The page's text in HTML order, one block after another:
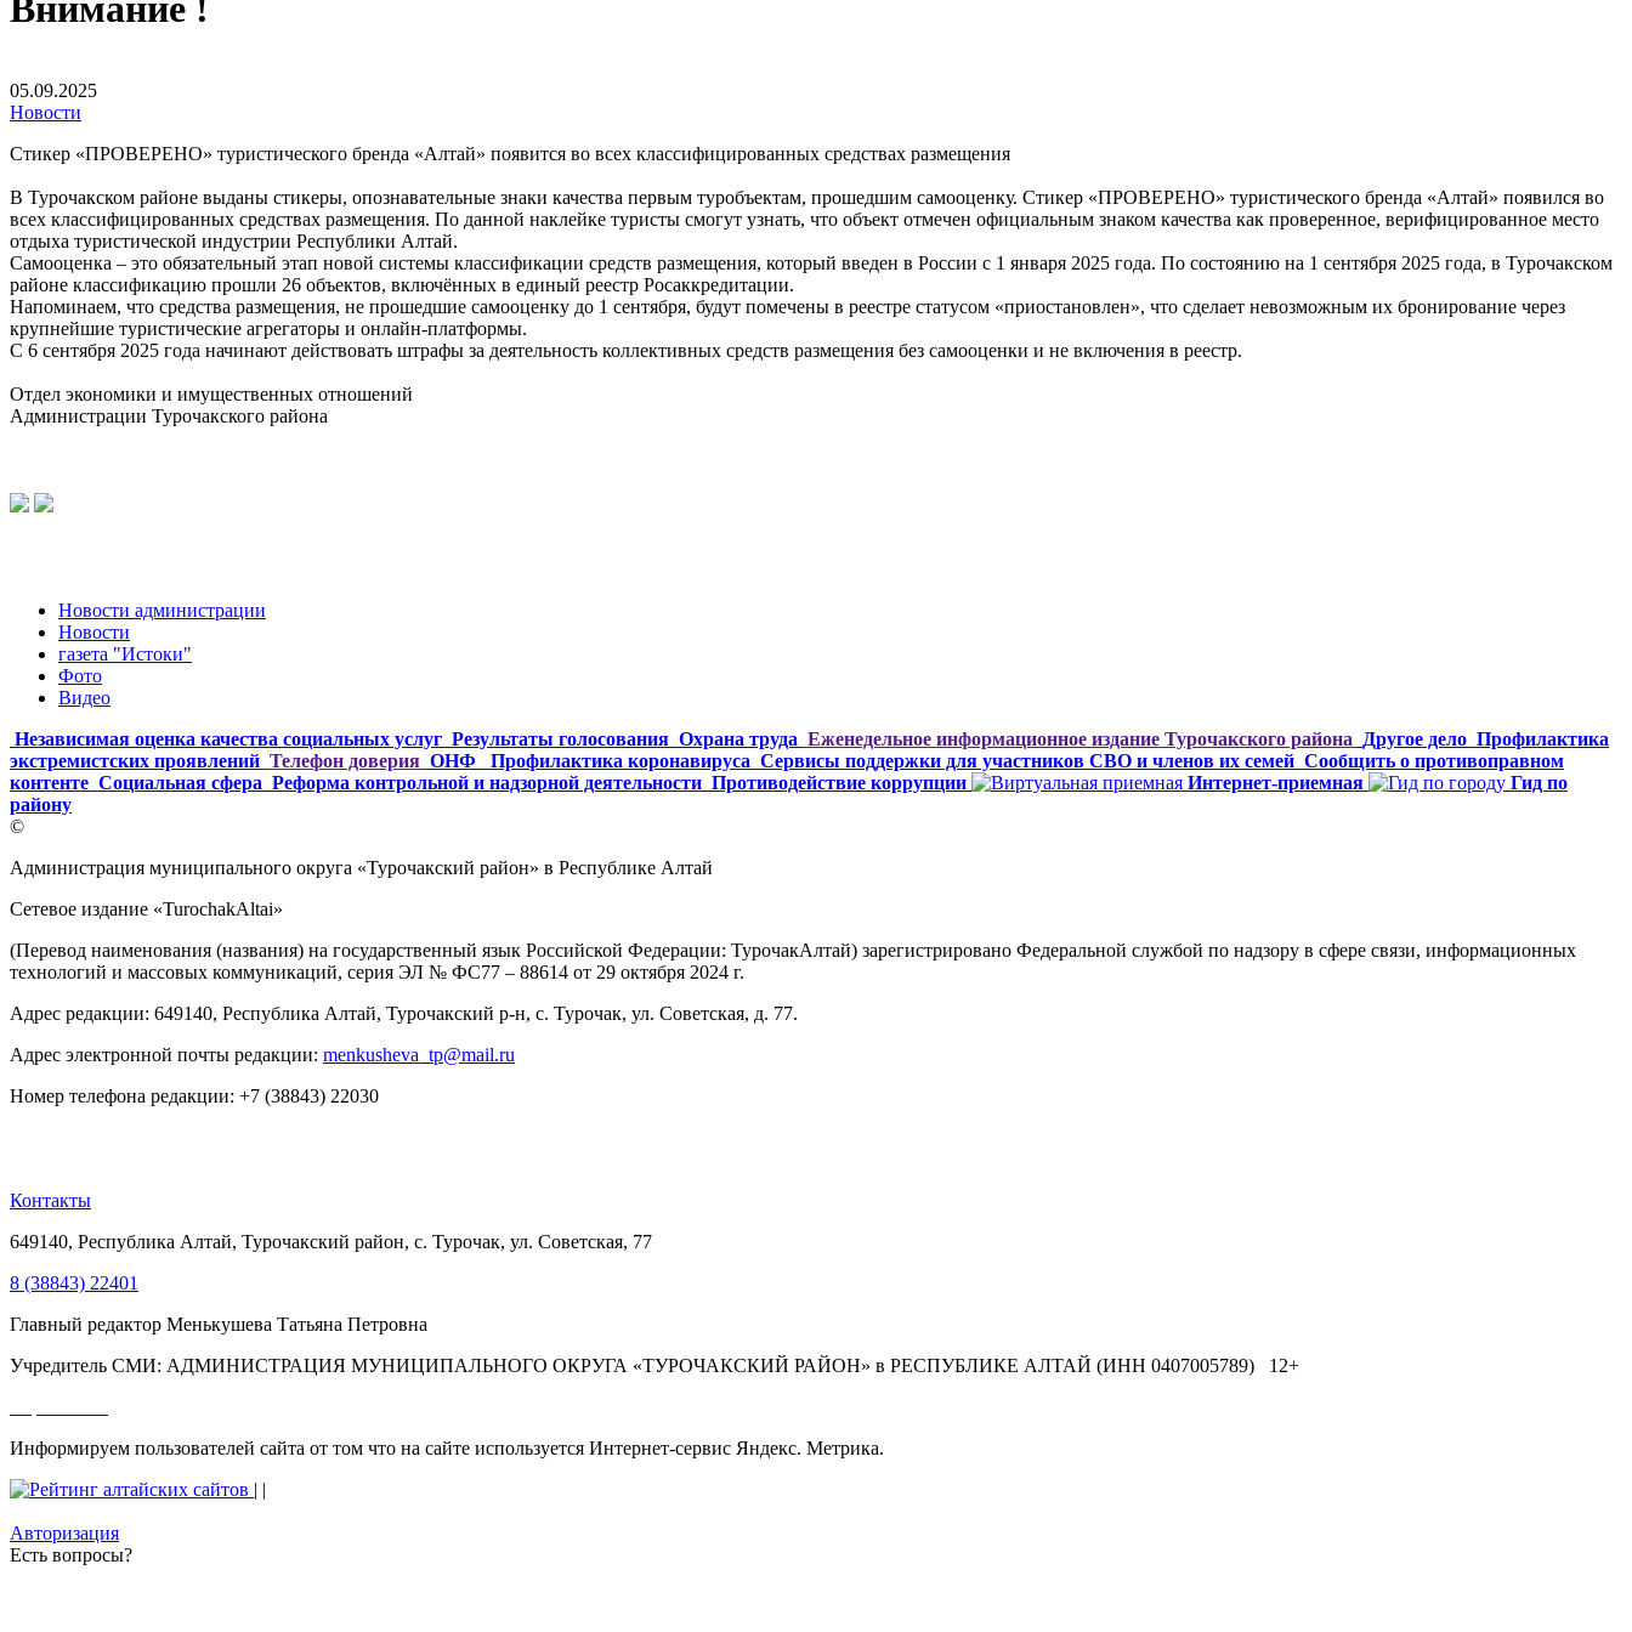
Внимание !
05.09.2025
Новости
Стикер «ПРОВЕРЕНО» туристического бренда «Алтай» появится во всех классифицированных средствах размещения
В Турочакском районе выданы стикеры, опознавательные знаки качества первым туробъектам, прошедшим самооценку. Стикер «ПРОВЕРЕНО» туристического бренда «Алтай» появился во
всех классифицированных средствах размещения. По данной наклейке туристы смогут узнать, что объект отмечен официальным знаком качества как проверенное, верифицированное место
отдыха туристической индустрии Республики Алтай.
Самооценка – это обязательный этап новой системы классификации средств размещения, который введен в России с 1 января 2025 года. По состоянию на 1 сентября 2025 года, в Турочакском
районе классификацию прошли 26 объектов, включённых в единый реестр Росаккредитации.
Напоминаем, что средства размещения, не прошедшие самооценку до 1 сентября, будут помечены в реестре статусом «приостановлен», что сделает невозможным их бронирование через
крупнейшие туристические агрегаторы и онлайн-платформы.
С 6 сентября 2025 года начинают действовать штрафы за деятельность коллективных средств размещения без самооценки и не включения в реестр.
Отдел экономики и имущественных отношений
Администрации Турочакского района
Новости администрации
Новости
газета "Истоки"
Фото
Видео
Независимая оценка качества социальных услуг Результаты голосования Охрана труда Еженедельное информационное издание Турочакского района Другое дело Профилактика
экстремистских проявлений Телефон доверия ОНФ Профилактика коронавируса Сервисы поддержки для участников СВО и членов их семей Сообщить о противоправном
контенте Социальная сфера Реформа контрольной и надзорной деятельности Противодействие коррупции Интернет-приемная
Гид по
району
©
Администрация муниципального округа «Турочакский район» в Республике Алтай
Сетевое издание «TurochakAltai»
(Перевод наименования (названия) на государственный язык Российской Федерации: ТурочакАлтай) зарегистрировано Федеральной службой по надзору в сфере связи, информационных
технологий и массовых коммуникаций, серия ЭЛ № ФС77 – 88614 от 29 октября 2024 г.
Адрес редакции: 649140, Республика Алтай, Турочакский р-н, с. Турочак, ул. Советская, д. 77.
Адрес электронной почты редакции: menkusheva_tp@mail.ru
Номер телефона редакции: +7 (38843) 22030
Контакты
649140, Республика Алтай, Турочакский район, с. Турочак, ул. Советская, 77
8 (38843) 22401
Главный редактор Менькушева Татьяна Петровна
Учредитель СМИ: АДМИНИСТРАЦИЯ МУНИЦИПАЛЬНОГО ОКРУГА «ТУРОЧАКСКИЙ РАЙОН» в РЕСПУБЛИКЕ АЛТАЙ (ИНН 0407005789) 12+
Информируем пользователей сайта от том что на сайте используется Интернет-сервис Яндекс. Метрика.
| |
Авторизация
Есть вопросы?